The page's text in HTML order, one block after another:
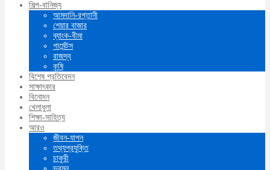
শিল্প-বানিজ্য
আমদানি-রপ্তানী
শেয়ার বাজার
ব্যাংক-বীমা
গার্মেন্টস
রাজস্ব
কৃষি
বিশেষ প্রতিবেদন
সাক্ষাৎকার
বিনোদন
খেলাধুলা
শিক্ষা-সাহিত্য
আরও
জীবন-যাপন
তথ্যপ্রযুক্তি
চাকুরী